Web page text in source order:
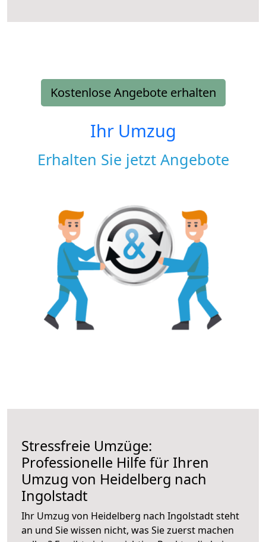
Kostenlose Angebote erhalten
Ihr Umzug
Erhalten Sie jetzt Angebote
Stressfreie Umzüge:
Professionelle Hilfe für Ihren
Umzug von Heidelberg nach
Ingolstadt
Ihr Umzug von Heidelberg nach Ingolstadt steht
an und Sie wissen nicht, was Sie zuerst machen